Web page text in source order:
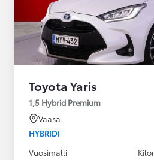
Toyota Yaris
1,5 Hybrid Premium
Vaasa
HYBRIDI
Vuosimalli